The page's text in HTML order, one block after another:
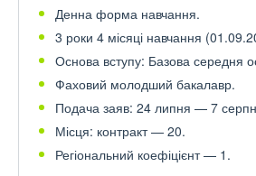
Денна форма навчання.
3 роки 4 місяці навчання
Основа вступу: Базова середня
Фаховий молодший бакалавр.
Подача заяв: 24 липня — 7
Місця: контракт — 20.
Регіональний коефіцієнт — 1.